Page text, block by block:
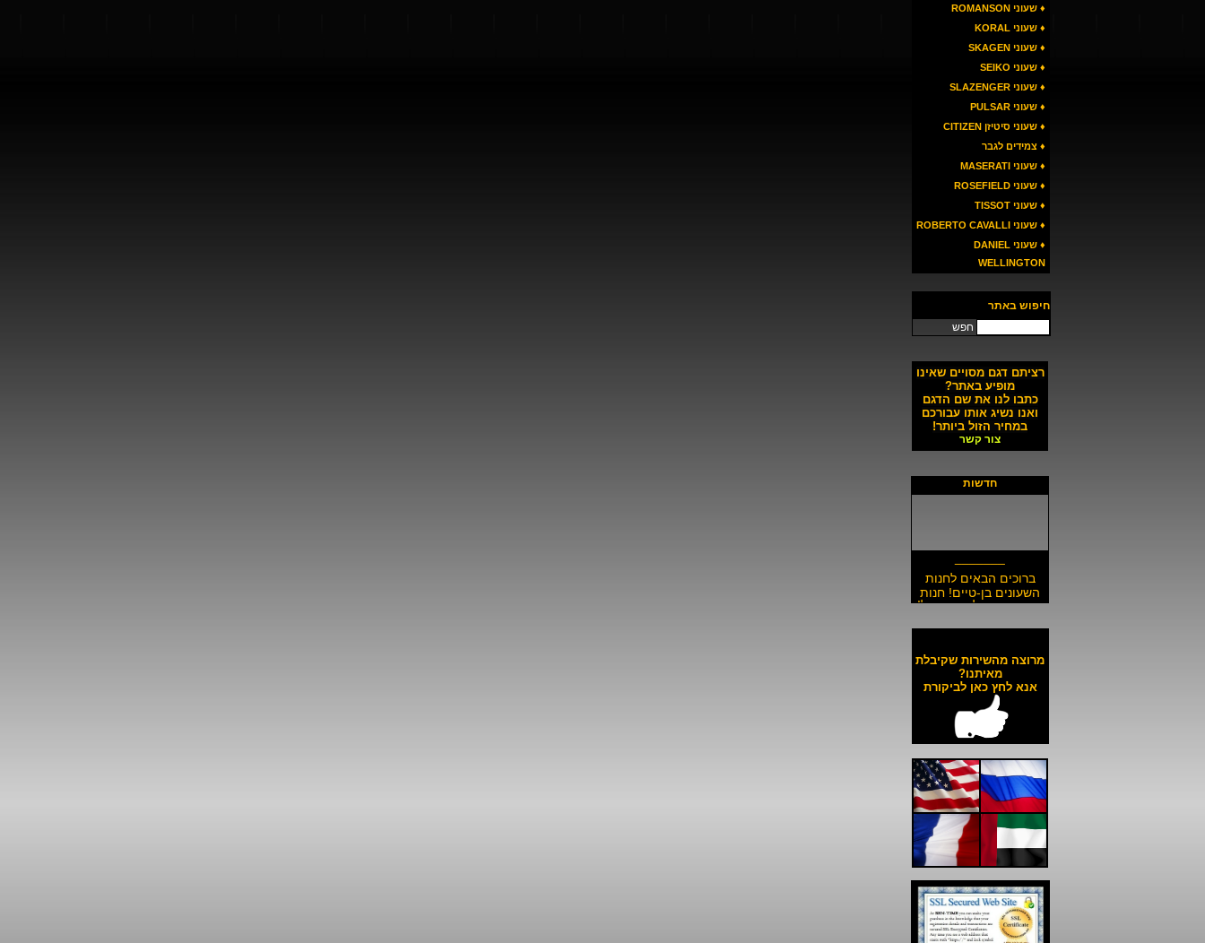
♦ שעוני ROMANSON
♦ שעוני KORAL
♦ שעוני SKAGEN
♦ שעוני SEIKO
♦ שעוני SLAZENGER
♦ שעוני PULSAR
♦ שעוני סיטיזן CITIZEN
♦ צמידים לגבר
♦ שעוני MASERATI
♦ שעוני ROSEFIELD
♦ שעוני TISSOT
♦ שעוני ROBERTO CAVALLI
♦ שעוני DANIEL
WELLINGTON
חיפוש באתר
חפש
רציתם דגם מסויים שאינו
מופיע באתר?
כתבו לנו את שם הדגם
ואנו נשיג אותו עבורכם
במחיר הזול ביותר!
צור קשר
חדשות
_______
ברוכים הבאים לחנות
השעונים בן-טיים! חנות
השעונים הזולה בישראל!
__________________
כל השעונים באתר עד 6
תשלומים ללא ריבית!
__________________
האתר מאובטח בהצפנת
SSL מתקדמת
מרוצה מהשירות שקיבלת
מאיתנו?
אנא לחץ כאן לביקורת